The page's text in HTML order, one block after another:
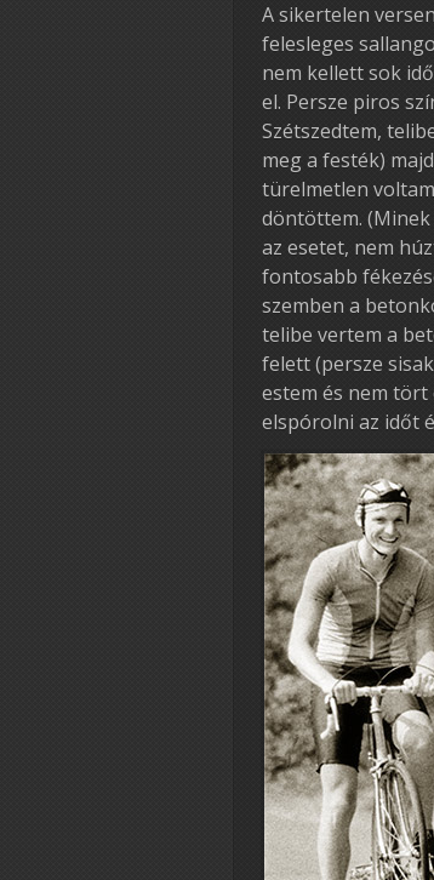
A sikertelen
felesleges
nem kellett sok
el. Persze piros
Szétszedtem,
meg a festék)
türelmetlen
döntöttem.
az esetet, nem
fontosabb
szemben a
telibe vertem a
felett (persze
estem és nem tört
elspórolni az időt